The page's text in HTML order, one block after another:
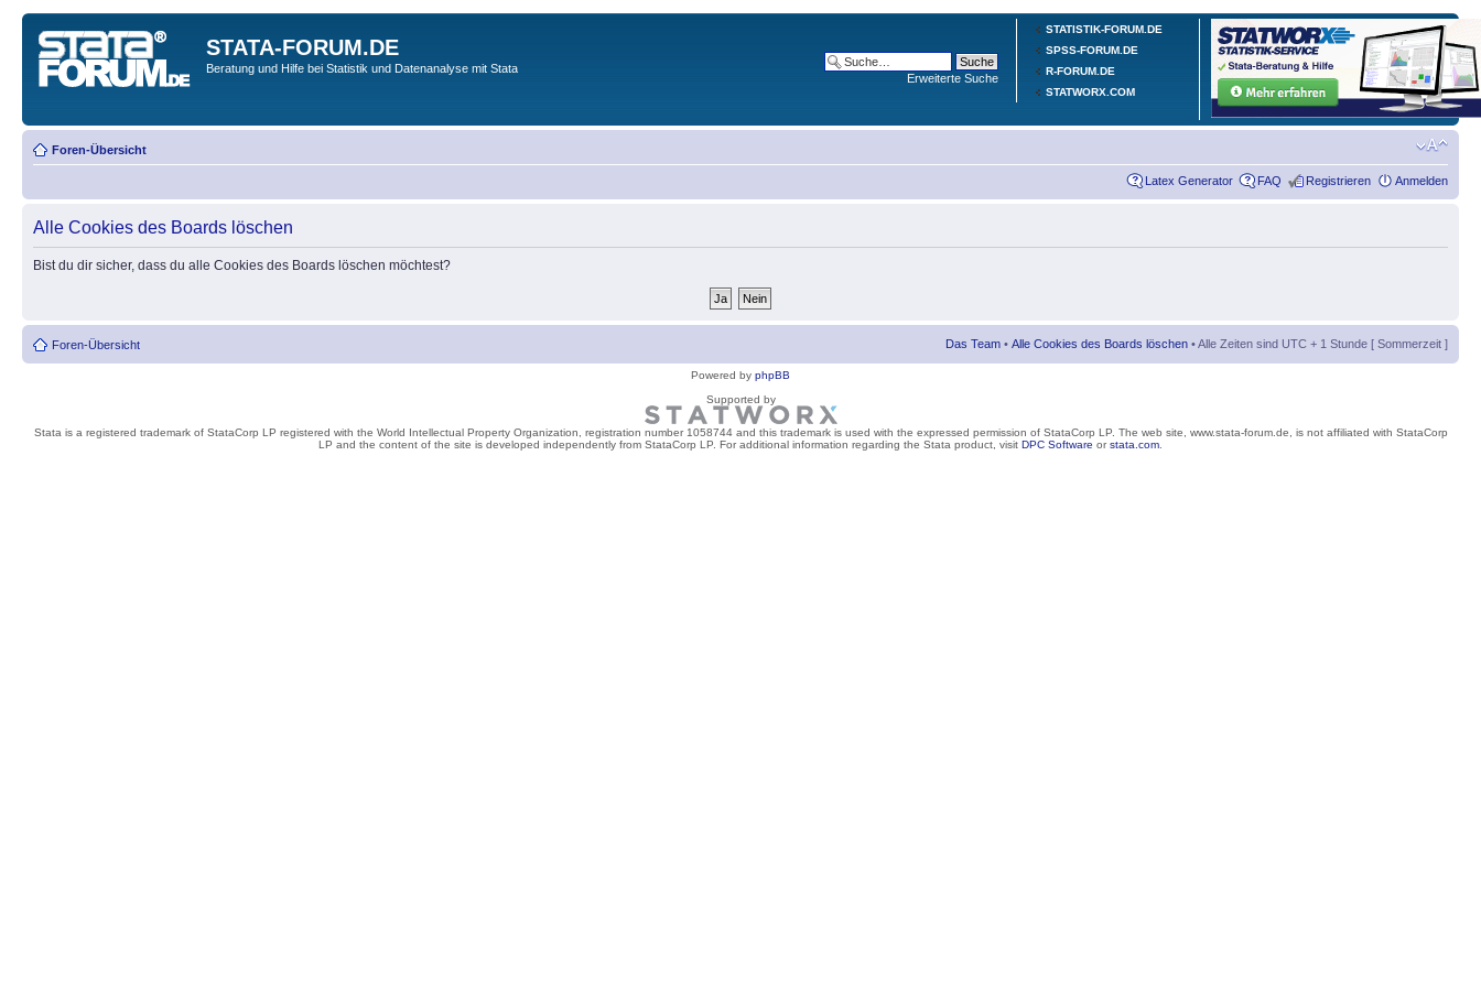
STATISTIK-FORUM.DE
SPSS-FORUM.DE
R-FORUM.DE
STATWORX.COM
STATA-FORUM.DE
Beratung und Hilfe bei Statistik und Datenanalyse mit Stata
Erweiterte Suche
Foren-Übersicht
Latex Generator FAQ Registrieren Anmelden
Alle Cookies des Boards löschen
Bist du dir sicher, dass du alle Cookies des Boards löschen möchtest?
Foren-Übersicht Das Team • Alle Cookies des Boards löschen • Alle Zeiten sind UTC + 1 Stunde [ Sommerzeit ]
Powered by phpBB
Supported by
Stata is a registered trademark of StataCorp LP registered with the World Intellectual Property Organization, registration number 1058744 and this trademark is used with the expressed permission of StataCorp LP. The web site, www.stata-forum.de, is not affiliated with StataCorp
LP and the content of the site is developed independently from StataCorp LP. For additional information regarding the Stata product, visit DPC Software orstata.com